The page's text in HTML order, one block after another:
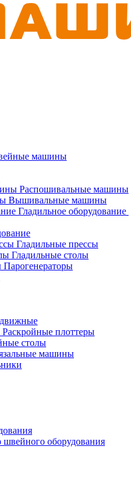
машины
Распошивальные машины
Вышивальные машины
Гладильное оборудование
Гладильные прессы
Гладильные столы
Парогенераторы
Раскройные плоттеры
столы
машины
оборудования